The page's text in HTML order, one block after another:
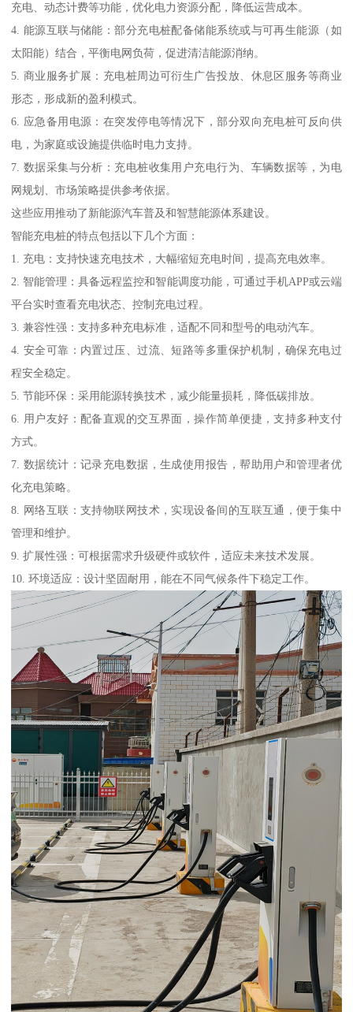
充电、动态计费等功能，优化电力资源分配，降低运营成本。
4. 能源互联与储能：部分充电桩配备储能系统或与可再生能源（如
太阳能）结合，平衡电网负荷，促进清洁能源消纳。
5. 商业服务扩展：充电桩周边可衍生广告投放、休息区服务等商业
形态，形成新的盈利模式。
6. 应急备用电源：在突发停电等情况下，部分双向充电桩可反向供
电，为家庭或设施提供临时电力支持。
7. 数据采集与分析：充电桩收集用户充电行为、车辆数据等，为电
网规划、市场策略提供参考依据。
这些应用推动了新能源汽车普及和智慧能源体系建设。
智能充电桩的特点包括以下几个方面：
1. 充电：支持快速充电技术，大幅缩短充电时间，提高充电效率。
2. 智能管理：具备远程监控和智能调度功能，可通过手机APP或云端
平台实时查看充电状态、控制充电过程。
3. 兼容性强：支持多种充电标准，适配不同和型号的电动汽车。
4. 安全可靠：内置过压、过流、短路等多重保护机制，确保充电过
程安全稳定。
5. 节能环保：采用能源转换技术，减少能量损耗，降低碳排放。
6. 用户友好：配备直观的交互界面，操作简单便捷，支持多种支付
方式。
7. 数据统计：记录充电数据，生成使用报告，帮助用户和管理者优
化充电策略。
8. 网络互联：支持物联网技术，实现设备间的互联互通，便于集中
管理和维护。
9. 扩展性强：可根据需求升级硬件或软件，适应未来技术发展。
10. 环境适应：设计坚固耐用，能在不同气候条件下稳定工作。